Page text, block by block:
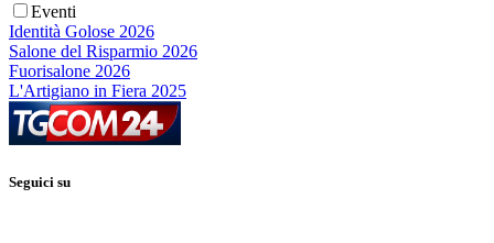
Eventi
Identità Golose 2026
Salone del Risparmio 2026
Fuorisalone 2026
L'Artigiano in Fiera 2025
Seguici su